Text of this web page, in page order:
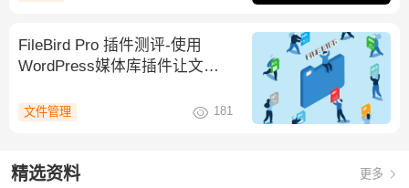
FileBird Pro 插件测评-使用
WordPress媒体库插件让文件
文件管理 181
精选资料 更多